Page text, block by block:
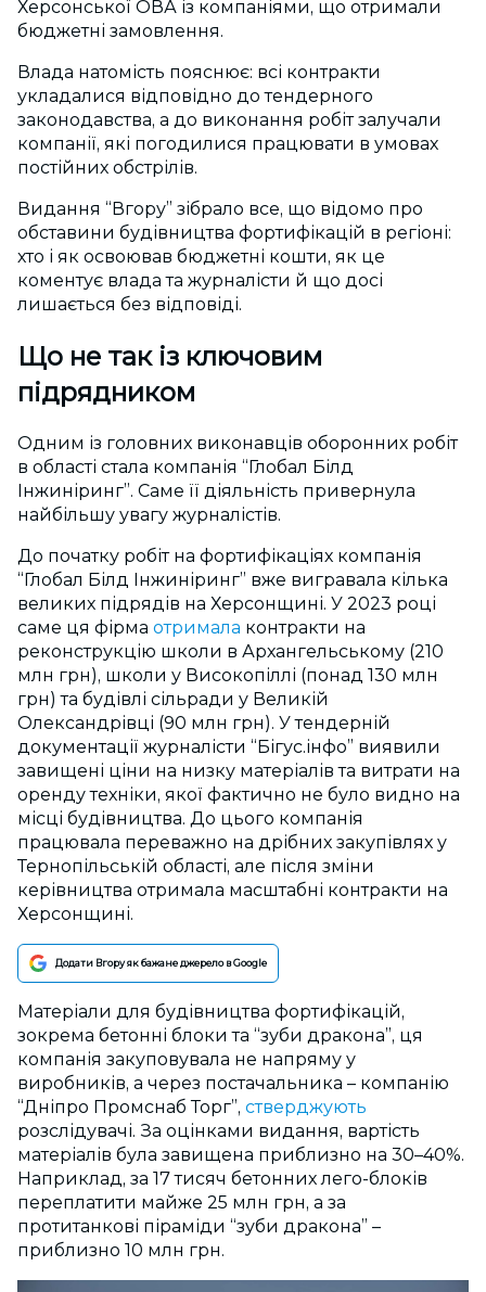
Херсонської ОВА із компаніями, що отримали
бюджетні замовлення.
Влада натомість пояснює: всі контракти
укладалися відповідно до тендерного
законодавства, а до виконання робіт залучали
компанії, які погодилися працювати в умовах
постійних обстрілів.
Видання “Вгору” зібрало все, що відомо про
обставини будівництва фортифікацій в регіоні:
хто і як освоював бюджетні кошти, як це
коментує влада та журналісти й що досі
лишається без відповіді.
Що не так із ключовим
підрядником
Одним із головних виконавців оборонних робіт
в області стала компанія “Глобал Білд
Інжиніринг”. Саме її діяльність привернула
найбільшу увагу журналістів.
До початку робіт на фортифікаціях компанія
“Глобал Білд Інжиніринг” вже вигравала кілька
великих підрядів на Херсонщині. У 2023 році
саме ця фірма отримала контракти на
реконструкцію школи в Архангельському (210
млн грн), школи у Високопіллі (понад 130 млн
грн) та будівлі сільради у Великій
Олександрівці (90 млн грн). У тендерній
документації журналісти “Бігус.інфо” виявили
завищені ціни на низку матеріалів та витрати на
оренду техніки, якої фактично не було видно на
місці будівництва. До цього компанія
працювала переважно на дрібних закупівлях у
Тернопільській області, але після зміни
керівництва отримала масштабні контракти на
Херсонщині.
Додати Вгору як бажане джерело в Google
Матеріали для будівництва фортифікацій,
зокрема бетонні блоки та “зуби дракона”, ця
компанія закуповувала не напряму у
виробників, а через постачальника – компанію
“Дніпро Промснаб Торг”, стверджують
розслідувачі. За оцінками видання, вартість
матеріалів була завищена приблизно на 30–40%.
Наприклад, за 17 тисяч бетонних лего-блоків
переплатити майже 25 млн грн, а за
протитанкові піраміди “зуби дракона” –
приблизно 10 млн грн.